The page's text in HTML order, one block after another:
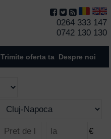
0264 333 147
0742 130 130
Trimite oferta ta Despre noi
€